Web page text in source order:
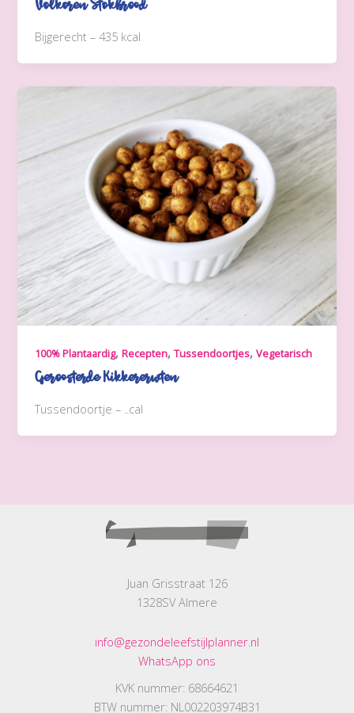
Volkoren Stokbrood
Bijgerecht – 435 kcal
100% Plantaardig,Recepten,Tussendoortjes,Vegetarisch
Geroosterde Kikkererwten
Tussendoortje – ..cal
Juan Grisstraat 126
1328SV Almere
info@gezondeleefstijlplanner.nl
WhatsApp ons
KVK nummer: 68664621
BTW nummer: NL002203974B31